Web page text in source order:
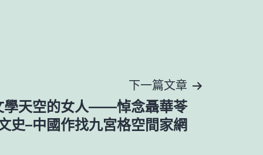
下一篇文章
學天空的女人——悼念聶華苓
史–中國作找九宮格空間家網